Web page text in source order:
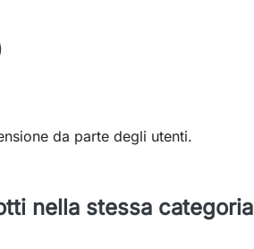
da parte degli utenti.
nella stessa categoria